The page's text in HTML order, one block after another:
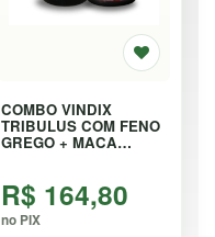
COMBO VINDIX
TRIBULUS COM FENO
GREGO + MACA
R$ 164,80
no PIX